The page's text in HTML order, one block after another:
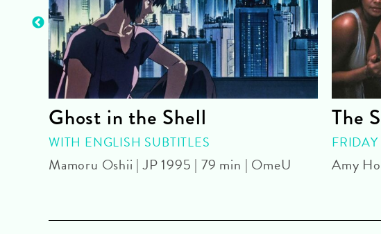
Ghost in the Shell
WITH ENGLISH SUBTITLES
Mamoru Oshii | JP 1995 | 79 min | OmeU
The
Amy